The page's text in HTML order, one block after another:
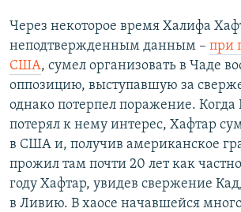
Через некоторое время Халифа
неподтвержденным данным – при
США, сумел организовать в Чаде
оппозицию, выступавшую за
однако потерпел поражение.
потерял к нему интерес, Хафтар
в США и, получив американское
прожил там почти 20 лет как
году Хафтар, увидев свержение
в Ливию. В хаосе начавшейся